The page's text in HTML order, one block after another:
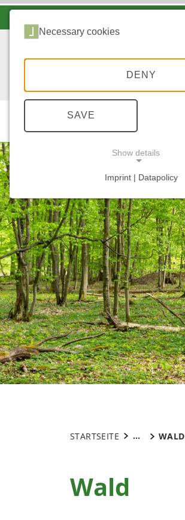
STARTSEITE ... WALD
Wald
Necessary cookies
DENY
SAVE
Show details
Imprint | Datapolicy